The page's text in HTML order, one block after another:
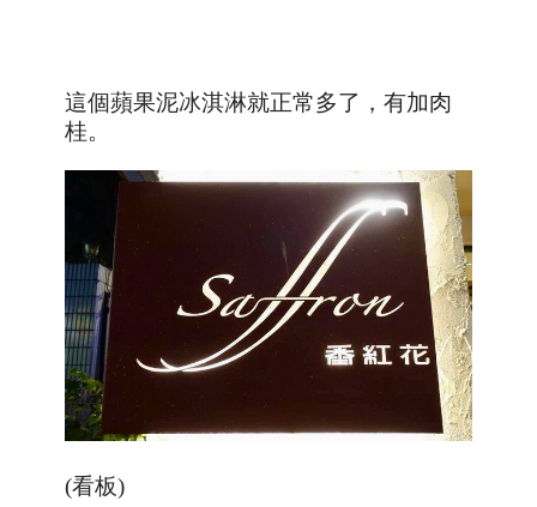
這個蘋果泥冰淇淋就正常多了，有加肉
桂。
(看板)